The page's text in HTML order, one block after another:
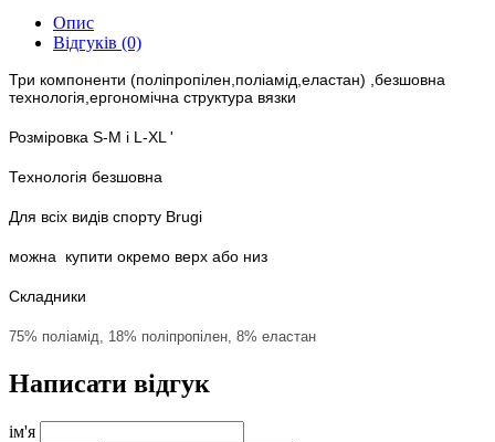
Опис
Відгуків (0)
Три компоненти (поліпропілен,поліамід,еластан) ,безшовна
технологія,ергономічна структура вязки
Розміровка S-M і L-XL '
Технологія безшовна
Для всіх видів спорту Brugi
можна купити окремо верх або низ
Складники
75% поліамід, 18% поліпропілен, 8% еластан
Написати відгук
ім'я